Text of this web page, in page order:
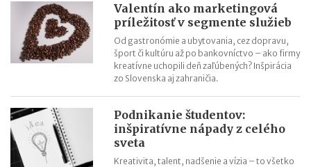
startup aj v Kanade
House My Dog - Írsky startup, ktorý prezývajú aj Airbnb pre
psov
Smith & Sinclair: cukríky pre dospelých, ktoré narúšajú
Weekend Box Club – Škatuľka aktivít pre deti, ktorú požívajú aj
dcéry britského premiéra
Rebelské „mlyeko“ Rebel Kitchen sa len 1,5 roka od svojho
vzniku predáva v 17 krajinách sveta
Valentín ako marketingová
príležitosť v segmente služieb
Od gastronómie a ubytovania, cez dopravu,
šport či kultúru až po bankovníctvo – ako firmy
kreatívne uchopili deň zaľúbených? Inšpirácia
zo Slovenska aj zahraničia.
Podnikanie študentov:
inšpiratívne nápady z celého
sveta
Kreativita, talent, nadšenie a vízia – to všetko